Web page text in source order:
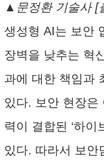
▲문정환 기술사 [
생성형 AI는 보안
장벽을 낮추는 혁
과에 대한 책임과
있다. 보안 현장은
력이 결합된 ‘하이
있다. 따라서 보안